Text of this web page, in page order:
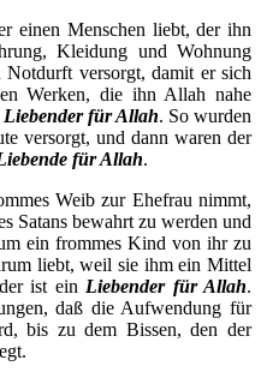
einen Menschen liebt, der ihn
Kleidung und Wohnung
versorgt, damit er sich
Werken, die ihn Allah nahe
Liebender für Allah. So wurden
versorgt, und dann waren der
für Allah.
Weib zur Ehefrau nimmt,
Satans bewahrt zu werden und
ein frommes Kind von ihr zu
liebt, weil sie ihm ein Mittel
ist ein Liebender für Allah.
daß die Aufwendung für
bis zu dem Bissen, den der